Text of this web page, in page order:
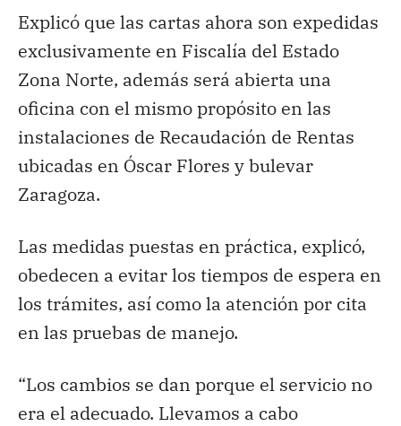
Explicó que las cartas ahora son expedidas
exclusivamente en Fiscalía del Estado
Zona Norte, además será abierta una
oficina con el mismo propósito en las
instalaciones de Recaudación de Rentas
ubicadas en Óscar Flores y bulevar
Zaragoza.
Las medidas puestas en práctica, explicó,
obedecen a evitar los tiempos de espera en
los trámites, así como la atención por cita
en las pruebas de manejo.
“Los cambios se dan porque el servicio no
era el adecuado. Llevamos a cabo